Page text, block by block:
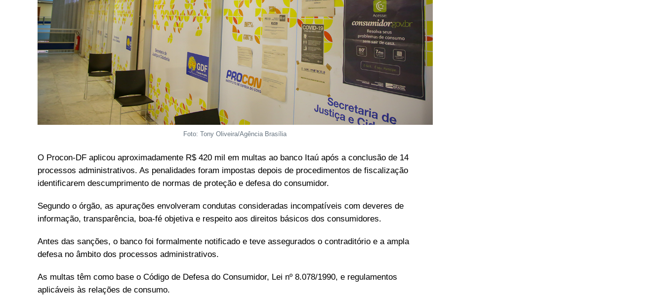
Foto: Tony Oliveira/Agência Brasília
O Procon-DF aplicou aproximadamente R$ 420 mil em multas ao banco Itaú após a conclusão de 14
processos administrativos. As penalidades foram impostas depois de procedimentos de fiscalização
identificarem descumprimento de normas de proteção e defesa do consumidor.
Segundo o órgão, as apurações envolveram condutas consideradas incompatíveis com deveres de
informação, transparência, boa-fé objetiva e respeito aos direitos básicos dos consumidores.
Antes das sanções, o banco foi formalmente notificado e teve assegurados o contraditório e a ampla
defesa no âmbito dos processos administrativos.
As multas têm como base o Código de Defesa do Consumidor, Lei nº 8.078/1990, e regulamentos
aplicáveis às relações de consumo.